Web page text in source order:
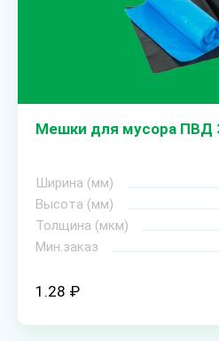
Мешки для мусора ПВД
Ширина (мм)
Высота (мм)
Толщина (мкм)
Мин.заказ
1.28 ₽